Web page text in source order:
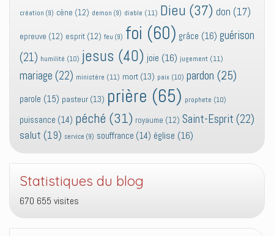
création (9) cène (12) demon (9) diable (11) Dieu (37) don (17)
epreuve (12) esprit (12) feu (9) foi (60) grâce (16) guérison
(21) humilité (10) jesus (40) joie (16) jugement (11)
mariage (22) ministère (11) mort (13) paix (10) pardon (25)
parole (15) pasteur (13) prière (65) prophete (10)
puissance (14) péché (31) royaume (12) Saint-Esprit (22)
salut (19) service (9) souffrance (14) église (16)
Statistiques du blog
670 655 visites